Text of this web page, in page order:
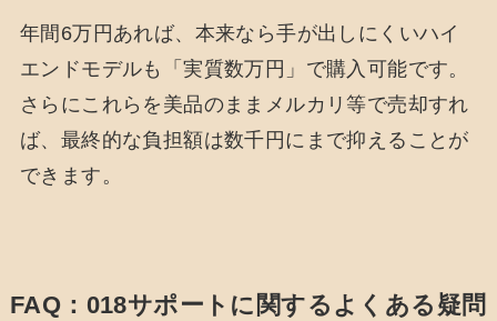
年間6万円あれば、本来なら手が出しにくいハイ
エンドモデルも「実質数万円」で購入可能です。
さらにこれらを美品のままメルカリ等で売却すれ
ば、最終的な負担額は数千円にまで抑えることが
できます。
FAQ：018サポートに関するよくある疑問